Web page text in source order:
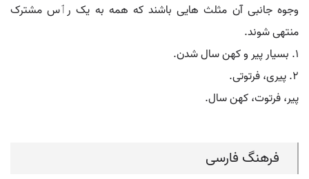
وجوه جانبی آن مثلث هایی باشند که همه به یک رٲس مشترک
منتهی شوند.
۱. بسیار پیر و کهن سال شدن.
۲. پیری، فرتوتی.
پیر، فرتوت، کهن سال.
فرهنگ فارسی